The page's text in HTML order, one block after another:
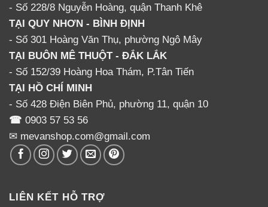
- Số 228/8 Nguyễn Hoàng, quận Thanh Khê
TẠI QUY NHƠN - BÌNH ĐỊNH
- Số 301 Hoàng Văn Thụ, phường Ngô Mây
TẠI BUÔN MÊ THUỘT - ĐẮK LẮK
- Số 152/39 Hoàng Hoa Thám, P.Tân Tiến
TẠI HỒ CHÍ MINH
- Số 428 Điện Biên Phủ, phường 11, quận 10
☎ 0903 57 53 56
✉ mevanshop.com@gmail.com
LIÊN KẾT HỖ TRỢ